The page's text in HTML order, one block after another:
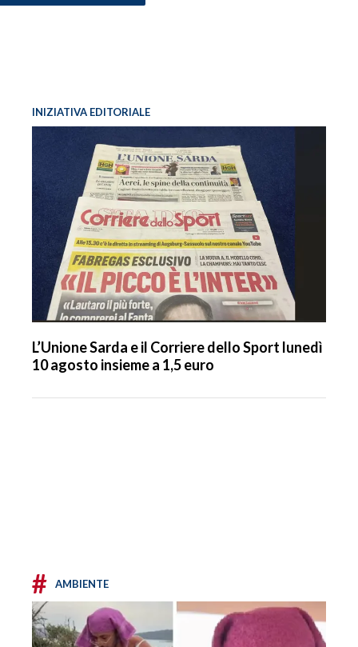
INIZIATIVA EDITORIALE
L’Unione Sarda e il Corriere dello Sport lunedì
10 agosto insieme a 1,5 euro
# AMBIENTE